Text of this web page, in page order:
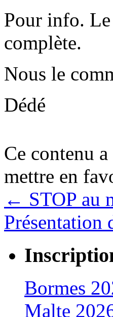
Pour info.
complète.
Nous le
Dédé
Ce contenu
mettre en
← STOP au
Présentation
Bormes
Malte